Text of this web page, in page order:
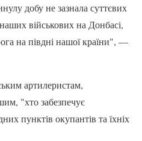
добу не зазнала суттєвих
військових на Донбасі,
на півдні нашої країни", —
артилеристам,
"хто забезпечує
пунктів окупантів та їхніх